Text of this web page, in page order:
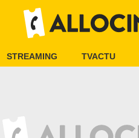
STREAMING TVACTU